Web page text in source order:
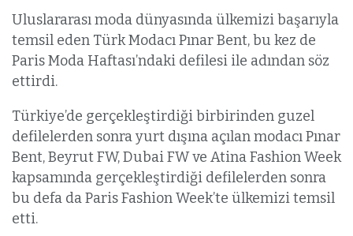
Uluslararası moda dünyasında ülkemizi başarıyla
temsil eden Türk Modacı Pınar Bent, bu kez de
Paris Moda Haftası’ndaki defilesi ile adından söz
ettirdi.
Türkiye’de gerçekleştirdiği birbirinden guzel
defilelerden sonra yurt dışına açılan modacı Pınar
Bent, Beyrut FW, Dubai FW ve Atina Fashion Week
kapsamında gerçekleştirdiği defilelerden sonra
bu defa da Paris Fashion Week’te ülkemizi temsil
etti.